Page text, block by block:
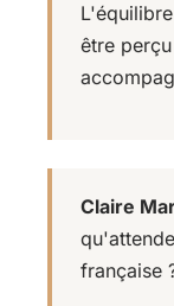
être
Claire
française